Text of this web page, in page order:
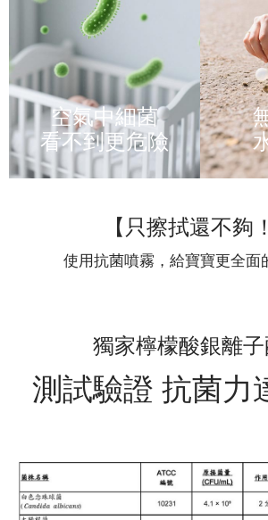
空氣中細菌
看不到更危險
【只擦拭還不夠
使用抗菌噴霧，給寶寶更全面
獨家檸檬酸銀離
測試驗證 抗菌力